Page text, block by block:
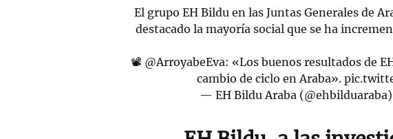
El grupo EH Bildu en las Juntas Generales de
destacado la mayoría social que se ha
📽️ @ArroyabeEva: «Los buenos resultados de
cambio de ciclo en Araba».
— EH Bildu Araba (@ehbilduaraba)